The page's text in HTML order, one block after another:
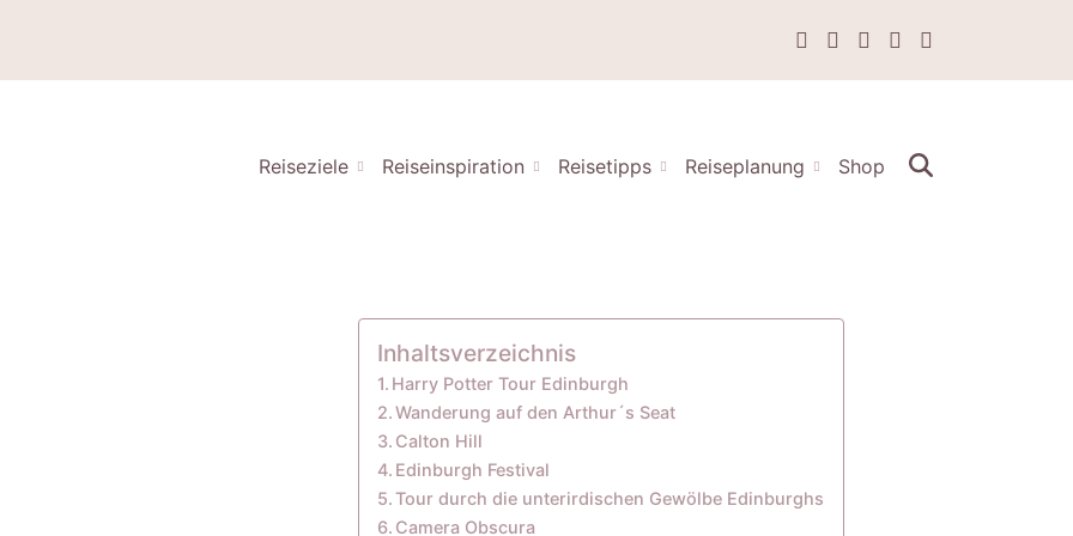
Reiseziele Reiseinspiration Reisetipps Reiseplanung Shop
Inhaltsverzeichnis
Harry Potter Tour Edinburgh
Wanderung auf den Arthur´s Seat
Calton Hill
Edinburgh Festival
Tour durch die unterirdischen Gewölbe Edinburghs
Camera Obscura